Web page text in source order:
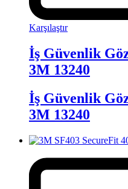
Karşılaştır
İş Güvenlik
3M 13240
İş Güvenlik
3M 13240